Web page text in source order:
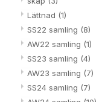
Lättnad (1)
SS22 samling (8)
AW22 samling (1)
SS23 samling (4)
AW23 samling (7)
SS24 samling (7)